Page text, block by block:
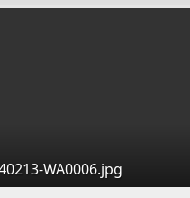
WA0006.jpg